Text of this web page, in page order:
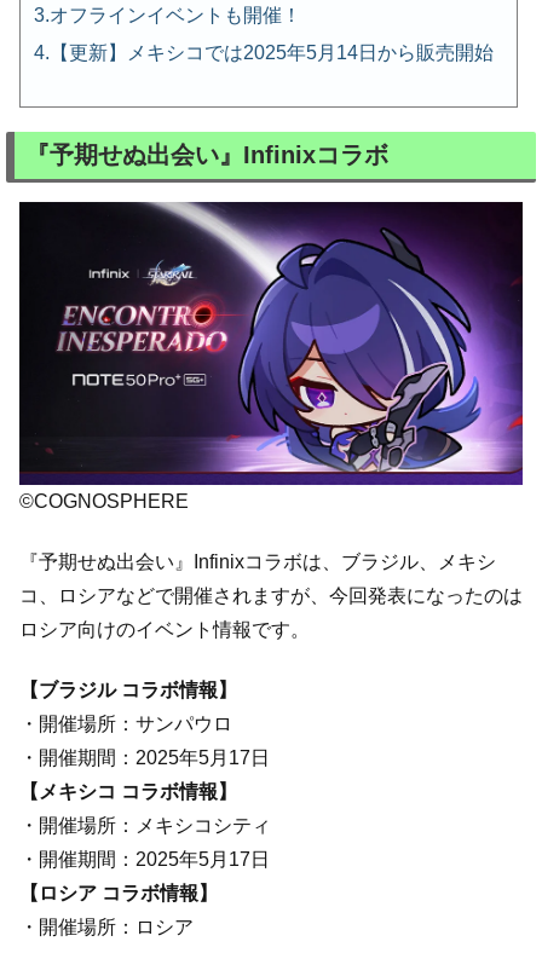
オフラインイベントも開催！
【更新】メキシコでは2025年5月14日から販売開始
『予期せぬ出会い』Infinixコラボ
©COGNOSPHERE
『予期せぬ出会い』Infinixコラボは、ブラジル、メキシ
コ、ロシアなどで開催されますが、今回発表になったのは
ロシア向けのイベント情報です。
【ブラジル コラボ情報】
・開催場所：サンパウロ
・開催期間：2025年5月17日
【メキシコ コラボ情報】
・開催場所：メキシコシティ
・開催期間：2025年5月17日
【ロシア コラボ情報】
・開催場所：ロシア